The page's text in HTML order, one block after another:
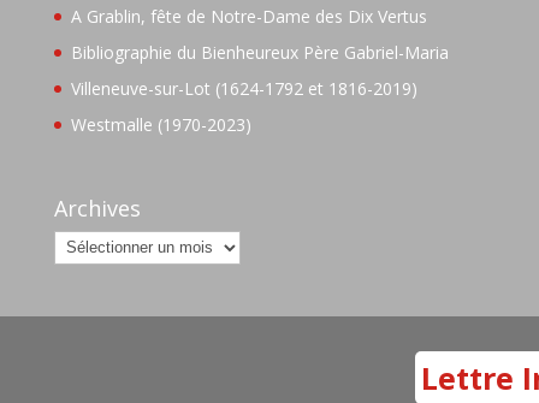
A Grablin, fête de Notre-Dame des Dix Vertus
Bibliographie du Bienheureux Père Gabriel-Maria
Villeneuve-sur-Lot (1624-1792 et 1816-2019)
Westmalle (1970-2023)
Archives
Archives
Lettre